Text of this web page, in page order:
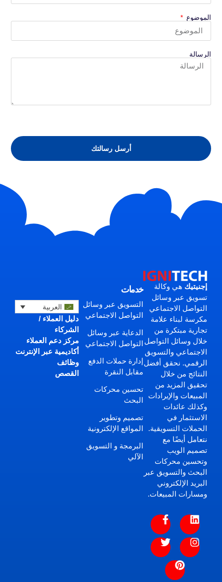
الموضوع
الرسالة
أرسل رسالتك
إجنيتيك هي وكالة
تسويق عبر وسائل
التواصل الاجتماعي
مكرسة لبناء علامة
تجارية مبتكرة من
خلال وسائل التواصل
الاجتماعي والتسويق
الرقمي. نحقق أفضل
النتائج من خلال
تحقيق المزيد من
المبيعات والإيرادات
وكذلك عائدات
الاستثمار في
الحملات التسويقية.
نتعامل أيضًا مع
تصميم الويب
وتحسين محركات
البحث والتسويق عبر
البريد الإلكتروني
ومسارات المبيعات.
خدمات
التسويق عبر وسائل
التواصل الاجتماعي
الدعاية عبر وسائل
التواصل الاجتماعي
إدارة حملات الدفع
مقابل النقرة
تحسين محركات
البحث
تصميم وتطوير
المواقع الإلكترونية
البرمجة و التسويق
الآلي
العربية
دليل العملاء /
الشركاء
مركز دعم العملاء
أكاديمية عبر الإنترنت
وظائف
القصص